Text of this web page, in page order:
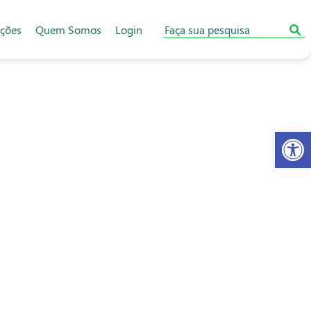
Quem Somos Login